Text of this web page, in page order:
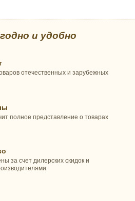
и удобно
отечественных и зарубежных
полное представление о товарах
за счет дилерских скидок и